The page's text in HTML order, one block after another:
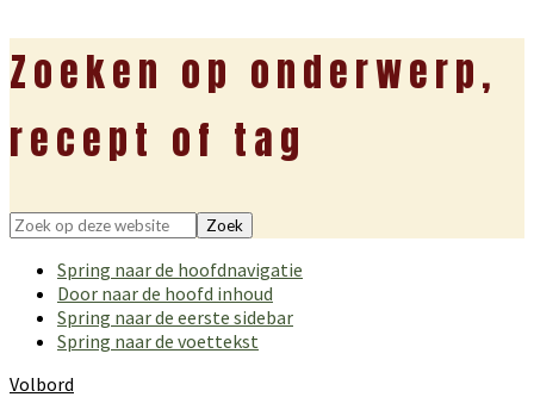
Zoeken op onderwerp,
recept of tag
Zoek
deze
website
Spring naar de hoofdnavigatie
Door naar de hoofd inhoud
Spring naar de eerste sidebar
Spring naar de voettekst
Volbord